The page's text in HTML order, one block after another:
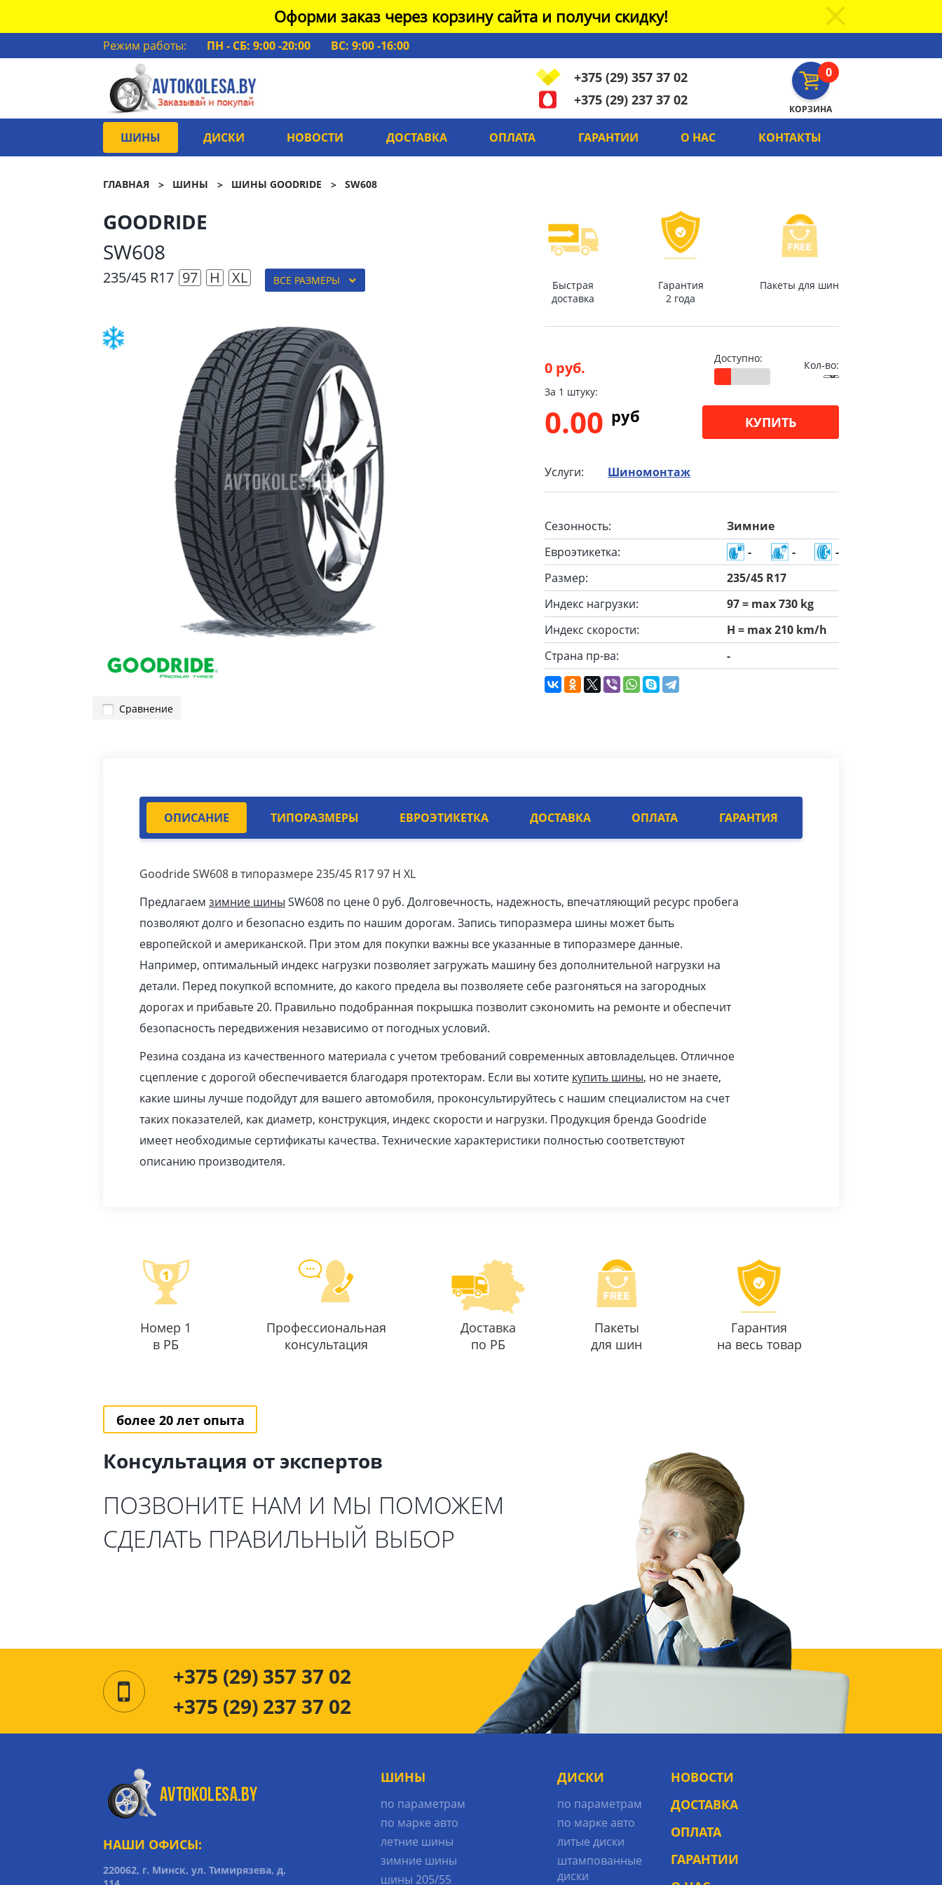
Оформи заказ через корзину сайта и получи скидку!
Режим работы: ПН - СБ: 9:00 -20:00
ВС: 9:00 -16:00
0
КОРЗИНА
+375 (29) 357 37 02
+375 (29) 237 37 02
ШИНЫ ДИСКИ НОВОСТИ ДОСТАВКА ОПЛАТА ГАРАНТИИ О НАС КОНТАКТЫ
ГЛАВНАЯ ШИНЫ ШИНЫ GOODRIDE SW608
GOODRIDE
SW608
235/45 R17 97 H XL ВСЕ РАЗМЕРЫ
Сравнение
Быстрая
доставка
Гарантия
2 года
Пакеты для шин
0 руб.
Доступно:
Кол-во:
За 1 штуку:
0.00 pуб КУПИТЬ
Услуги: Шиномонтаж
Сезонность:
Зимние
Евроэтикетка:
- -
-
Размер:
235/45 R17
Индекс нагрузки:
97 = max 730 kg
Индекс скорости:
H = max 210 km/h
Страна пр-ва:
-
ОПИСАНИЕ ТИПОРАЗМЕРЫ ЕВРОЭТИКЕТКА ДОСТАВКА ОПЛАТА ГАРАНТИЯ
Goodride SW608 в типоразмере 235/45 R17 97 H XL
Предлагаем зимние шины SW608 по цене 0 руб. Долговечность, надежность, впечатляющий ресурс пробега
позволяют долго и безопасно ездить по нашим дорогам. Запись типоразмера шины может быть
европейской и американской. При этом для покупки важны все указанные в типоразмере данные.
Например, оптимальный индекс нагрузки позволяет загружать машину без дополнительной нагрузки на
детали. Перед покупкой вспомните, до какого предела вы позволяете себе разгоняться на загородных
дорогах и прибавьте 20. Правильно подобранная покрышка позволит сэкономить на ремонте и обеспечит
безопасность передвижения независимо от погодных условий.
Резина создана из качественного материала с учетом требований современных автовладельцев. Отличное
сцепление с дорогой обеспечивается благодаря протекторам. Если вы хотите купить шины, но не знаете,
какие шины лучше подойдут для вашего автомобиля, проконсультируйтесь с нашим специалистом на счет
таких показателей, как диаметр, конструкция, индекс скорости и нагрузки. Продукция бренда Goodride
имеет необходимые сертификаты качества. Технические характеристики полностью соответствуют
описанию производителя.
Номер 1
в РБ
Профессиональная
консультация
Доставка
по РБ
Пакеты
для шин
Гарантия
на весь товар
более 20 лет опыта
Консультация от экспертов
ПОЗВОНИТЕ НАМ И МЫ ПОМОЖЕМ
СДЕЛАТЬ ПРАВИЛЬНЫЙ ВЫБОР
+375 (29) 357 37 02
+375 (29) 237 37 02
НАШИ ОФИСЫ:
220062, г. Минск, ул. Тимирязева, д.
ШИНЫ
по параметрам
по марке авто
летние шины
зимние шины
шины 205/55
ДИСКИ
по параметрам
по марке авто
литые диски
штампованные
диски
НОВОСТИ
ДОСТАВКА
ОПЛАТА
ГАРАНТИИ